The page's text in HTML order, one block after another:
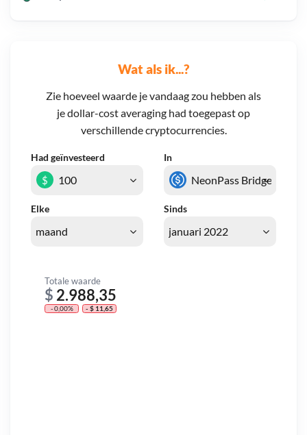
Wat als ik...?
Zie hoeveel waarde je vandaag zou hebben als
je dollar-cost averaging had toegepast op
verschillende cryptocurrencies.
Had geïnvesteerd In
Elke Sinds
$
Totale waarde
$ 2.988,35
- 0,00% - $ 11,65